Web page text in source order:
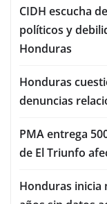
CIDH escucha
políticos y
Honduras
Honduras
denuncias
PMA entrega
de El Triunfo
Honduras inicia